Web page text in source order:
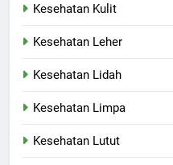
Kesehatan Kulit
Kesehatan Leher
Kesehatan Lidah
Kesehatan Limpa
Kesehatan Lutut